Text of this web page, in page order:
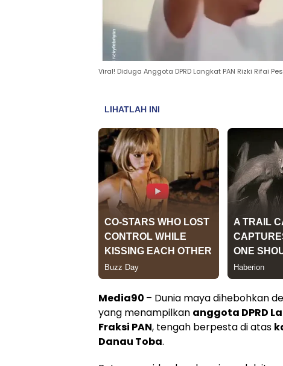
Viral! Diduga Anggota DPRD Langkat PAN Rizki Rifai
Media90 – Dunia maya dihebohkan
yang menampilkan anggota DPRD
Fraksi PAN, tengah berpesta di atas
Danau Toba.